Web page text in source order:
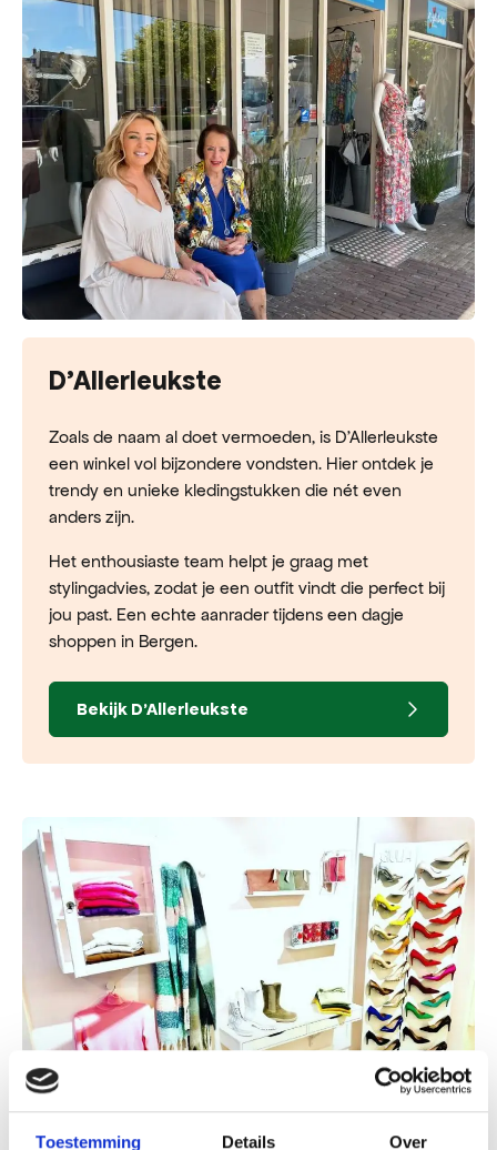
Toestemming Details Over
D'Allerleukste
Zoals de naam al doet vermoeden, is D’Allerleukste
een winkel vol bijzondere vondsten. Hier ontdek je
trendy en unieke kledingstukken die nét even
anders zijn.
Het enthousiaste team helpt je graag met
stylingadvies, zodat je een outfit vindt die perfect bij
jou past. Een echte aanrader tijdens een dagje
shoppen in Bergen.
Bekijk D'Allerleukste